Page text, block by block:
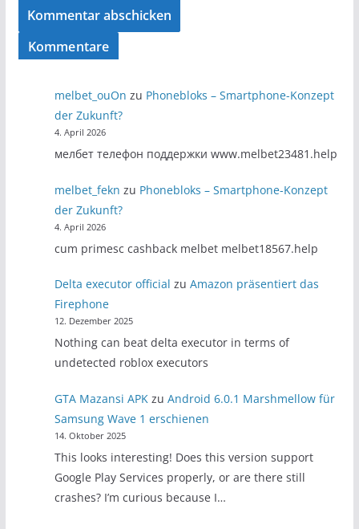
Kommentare
melbet_ouOn zu Phonebloks – Smartphone-Konzept
der Zukunft?
4. April 2026
мелбет телефон поддержки www.melbet23481.help
melbet_fekn zu Phonebloks – Smartphone-Konzept
der Zukunft?
4. April 2026
cum primesc cashback melbet melbet18567.help
Delta executor official zuAmazon präsentiert das
Firephone
12. Dezember 2025
Nothing can beat delta executor in terms of
undetected roblox executors
GTA Mazansi APK zuAndroid 6.0.1 Marshmellow für
Samsung Wave 1 erschienen
14. Oktober 2025
This looks interesting! Does this version support
Google Play Services properly, or are there still
crashes? I’m curious because I…